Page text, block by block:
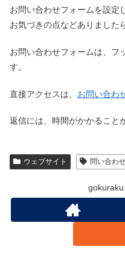
お問い合わせフォームを設定
お気づきの点などありました
お問い合わせフォームは、フ
す。
直接アクセスは、 お問い合わ
返信には、時間がかかること
ウェブサイト 問い合わ